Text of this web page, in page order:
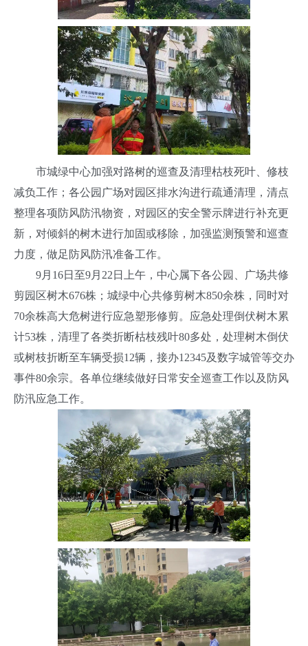
市城绿中心加强对路树的巡查及清理枯枝死叶、修枝
减负工作；各公园广场对园区排水沟进行疏通清理，清点
整理各项防风防汛物资，对园区的安全警示牌进行补充更
新，对倾斜的树木进行加固或移除，加强监测预警和巡查
力度，做足防风防汛准备工作。
9月16日至9月22日上午，中心属下各公园、广场共修
剪园区树木676株；城绿中心共修剪树木850余株，同时对
70余株高大危树进行应急塑形修剪。应急处理倒伏树木累
计53株，清理了各类折断枯枝残叶80多处，处理树木倒伏
或树枝折断至车辆受损12辆，接办12345及数字城管等交办
事件80余宗。各单位继续做好日常安全巡查工作以及防风
防汛应急工作。